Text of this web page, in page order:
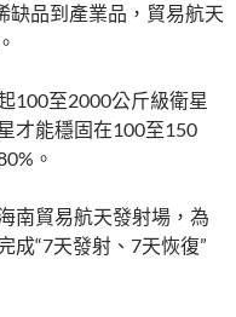
缺品到產業品，貿易航天
100至2000公斤級衛星
才能穩固在100至150
。
南貿易航天發射場，為
成“7天發射、7天恢復”